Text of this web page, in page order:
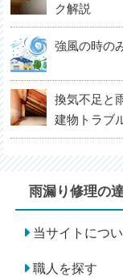
ク解説
強風の時の
換気不足と
建物トラブ
雨漏り修理の
当サイトにつ
職人を探す